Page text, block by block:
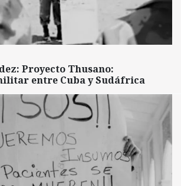
Proyecto Thusano:
entre Cuba y Sudáfrica